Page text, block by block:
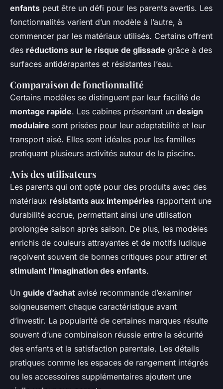
enfants peut être un défi pour les parents avertis. Les
fonctionnalités varient d’un modèle à l’autre, à
commencer par les matériaux utilisés. Certains offrent
des réductions sur le risque de glissade grâce à des
surfaces antidérapantes et résistantes l’eau.
Comparaison de fonctionnalité
Certains modèles se distinguent par leur facilité de
montage rapide. Les cabines présentant un design
modulaire sont prisées pour leur adaptabilité et leur
transport aisé. Elles sont idéales pour les familles
pratiquant plusieurs activités autour de la piscine.
Avis des utilisateurs
Les parents qui ont opté pour des produits avec des
matériaux résistants aux intempéries rapportent une
durabilité accrue, permettant ainsi une utilisation
prolongée saison après saison. De plus, les modèles
enrichis de couleurs attrayantes et de motifs ludique
reçoivent souvent de bonnes critiques pour attirer et
stimulant l’imagination des enfants.
Un guide d’achat avisé recommande d’examiner
soigneusement chaque caractéristique avant
d’investir. La popularité de certaines marques résulte
souvent d’une combinaison réussie entre la sécurité
des enfants et la satisfaction parentale. Les détails
pratiques comme les espaces de rangement intégrés
ou les accessoires supplémentaires ajoutent une